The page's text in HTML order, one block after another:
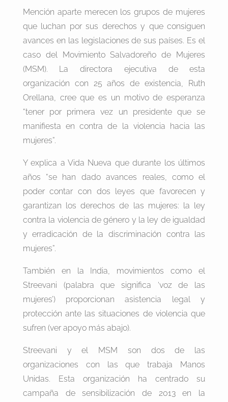
Mención aparte merecen los grupos de mujeres
que luchan por sus derechos y que consiguen
avances en las legislaciones de sus países. Es el
caso del Movimiento Salvadoreño de Mujeres
(MSM). La directora ejecutiva de esta
organización con 25 años de existencia, Ruth
Orellana, cree que es un motivo de esperanza
“tener por primera vez un presidente que se
manifiesta en contra de la violencia hacia las
mujeres”.
Y explica a Vida Nueva que durante los últimos
años “se han dado avances reales, como el
poder contar con dos leyes que favorecen y
garantizan los derechos de las mujeres: la ley
contra la violencia de género y la ley de igualdad
y erradicación de la discriminación contra las
mujeres”.
También en la India, movimientos como el
Streevani (palabra que significa ‘voz de las
mujeres’) proporcionan asistencia legal y
protección ante las situaciones de violencia que
sufren (ver apoyo más abajo).
Streevani y el MSM son dos de las
organizaciones con las que trabaja Manos
Unidas. Esta organización ha centrado su
campaña de sensibilización de 2013 en la